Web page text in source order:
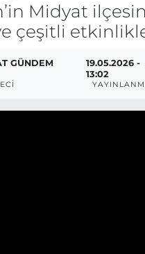
Midyat
çeşitli
GÜNDEM
19.05.2026 -
13:02